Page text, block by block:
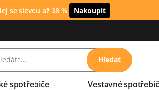
se slevou až 38 % Nakoupit
Hledat
spotřebiče Vestavné